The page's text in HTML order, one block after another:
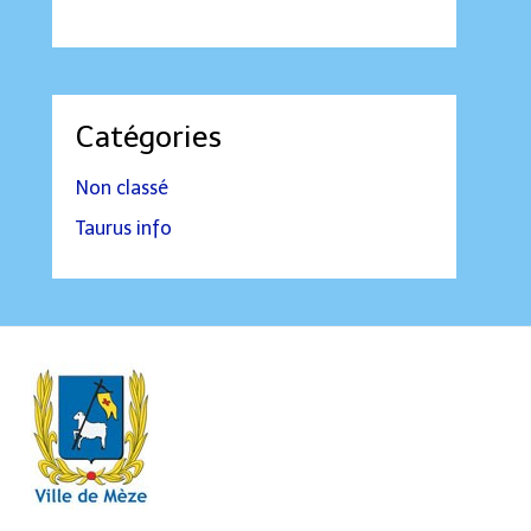
Catégories
Non classé
Taurus info